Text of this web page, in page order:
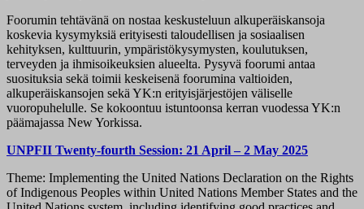
Foorumin tehtävänä on nostaa keskusteluun alkuperäiskansoja
koskevia kysymyksiä erityisesti taloudellisen ja sosiaalisen
kehityksen, kulttuurin, ympäristökysymysten, koulutuksen,
terveyden ja ihmisoikeuksien alueelta. Pysyvä foorumi antaa
suosituksia sekä toimii keskeisenä foorumina valtioiden,
alkuperäiskansojen sekä YK:n erityisjärjestöjen väliselle
vuoropuhelulle. Se kokoontuu istuntoonsa kerran vuodessa YK:n
päämajassa New Yorkissa.
UNPFII Twenty-fourth Session: 21 April – 2 May 2025
Theme: Implementing the United Nations Declaration on the Rights
of Indigenous Peoples within United Nations Member States and the